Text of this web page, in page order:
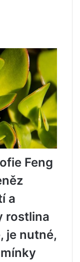
Feng
a
rostlina
je nutné,